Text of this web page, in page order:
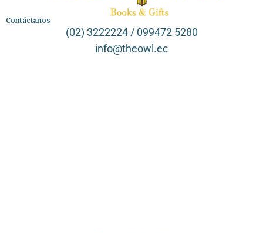
Contáctanos
(02) 3222224 / 099472 5280
info@theowl.ec